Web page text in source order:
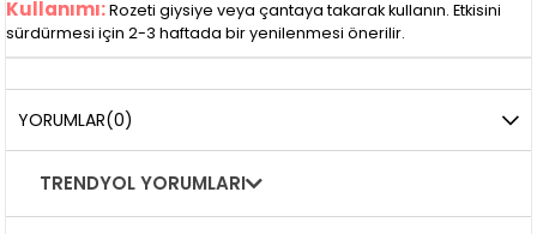
Kullanımı: Rozeti giysiye veya çantaya takarak kullanın. Etkisini
sürdürmesi için 2-3 haftada bir yenilenmesi önerilir.
YORUMLAR(0)
TRENDYOL YORUMLARI